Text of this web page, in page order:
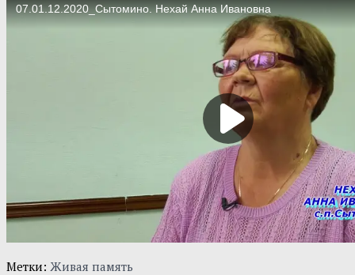
Метки: Живая память